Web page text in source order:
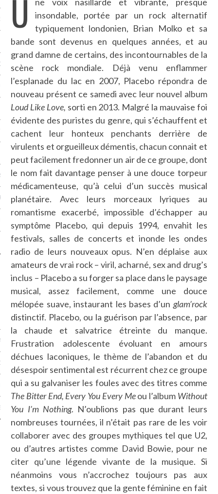
EN VOD
CARAVELLE
PODCAST
SUIVEZ-NOUS
U
insondable, portée par un rock alternatif
typiquement londonien, Brian Molko et sa
bande sont devenus en quelques années, et au
grand damne de certains, des incontournables de la
scène rock mondiale. Déjà venu enflammer
l’esplanade du lac en 2007, Placebo répondra de
nouveau présent ce samedi avec leur nouvel album
Loud Like Love, sorti en 2013. Malgré la mauvaise foi
évidente des puristes du genre, qui s’échauffent et
cachent leur honteux penchants derrière de
virulents et orgueilleux démentis, chacun connait et
peut facilement fredonner un air de ce groupe, dont
le nom fait davantage penser à une douce torpeur
médicamenteuse, qu’à celui d’un succès musical
planétaire. Avec leurs morceaux lyriques au
romantisme exacerbé, impossible d’échapper au
symptôme Placebo, qui depuis 1994, envahit les
festivals, salles de concerts et inonde les ondes
radio de leurs nouveaux opus. N’en déplaise aux
amateurs de vrai rock – viril, acharné, sex and drug’s
inclus – Placebo a su forger sa place dans le paysage
musical, assez facilement, comme une douce
mélopée suave, instaurant les bases d’un glam’rock
distinctif. Placebo, ou la guérison par l’absence, par
la chaude et salvatrice étreinte du manque.
Frustration adolescente évoluant en amours
déchues laconiques, le thème de l’abandon et du
désespoir sentimental est récurrent chez ce groupe
qui a su galvaniser les foules avec des titres comme
The Bitter End, Every You Every Meou l’album Without
You I’m Nothing. N’oublions pas que durant leurs
nombreuses tournées, il n’était pas rare de les voir
collaborer avec des groupes mythiques tel que U2,
ou d’autres artistes comme David Bowie, pour ne
citer qu’une légende vivante de la musique. Si
néanmoins vous n’accrochez toujours pas aux
textes, si vous trouvez que la gente féminine en fait